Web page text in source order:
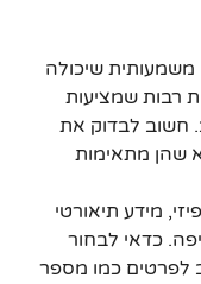
שיכולה
רבות שמציעות
חשוב לבדוק את
שהן מתאימות
מידע תיאורטי
כדאי לבחור
לפרטים כמו מספר